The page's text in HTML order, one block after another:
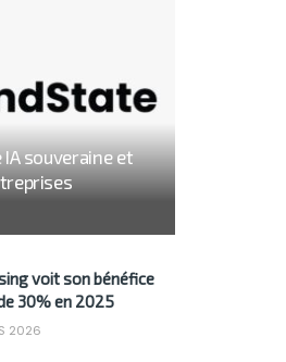
souveraine et
voit son bénéfice
30% en 2025
2026